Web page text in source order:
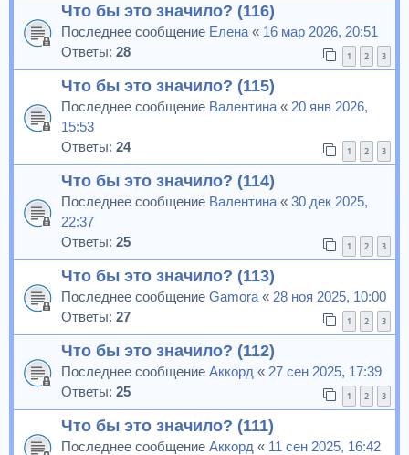
Что бы это значило? (116)
Последнее сообщение Елена « 16 мар 2026, 20:51
Ответы: 28 1 2 3
Что бы это значило? (115)
Последнее сообщение Валентина « 20 янв 2026,
15:53
Ответы: 24 1 2 3
Что бы это значило? (114)
Последнее сообщение Валентина « 30 дек 2025,
22:37
Ответы: 25 1 2 3
Что бы это значило? (113)
Последнее сообщение Gamora « 28 ноя 2025, 10:00
Ответы: 27 1 2 3
Что бы это значило? (112)
Последнее сообщение Аккорд « 27 сен 2025, 17:39
Ответы: 25 1 2 3
Что бы это значило? (111)
Последнее сообщение Аккорд « 11 сен 2025, 16:42